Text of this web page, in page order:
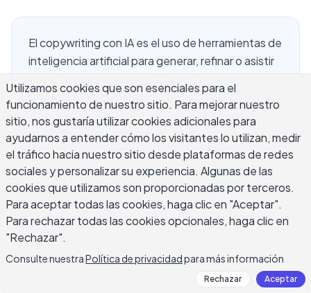
El copywriting con IA es el uso de herramientas de
inteligencia artificial para generar, refinar o asistir
incluyendo anuncios, páginas de destino,
campañas de correo electrónico, publicaciones
sociales y descripciones de productos. Lo que
fue una vez un experimento de nicho se ha
convertido en parte establecida de cómo
trabajan equipos de contenido, creadores
independientes y especialistas en marketing. La
tecnología ha mejorado lo suficientemente rápido
como para que el texto generado por IA pueda
pasar por escritura humana en muchos contextos,
lo que plantea preguntas prácticas: ¿cuándo
Utilizamos cookies que son esenciales para el
funcionamiento de nuestro sitio. Para mejorar nuestro
sitio, nos gustaría utilizar cookies adicionales para
ayudarnos a entender cómo los visitantes lo utilizan, medir
el tráfico hacia nuestro sitio desde plataformas de redes
sociales y personalizar su experiencia. Algunas de las
cookies que utilizamos son proporcionadas por terceros.
Para aceptar todas las cookies, haga clic en "Aceptar".
Para rechazar todas las cookies opcionales, haga clic en
"Rechazar".
Consulte nuestraPolítica de privacidadpara más información
Rechazar Aceptar